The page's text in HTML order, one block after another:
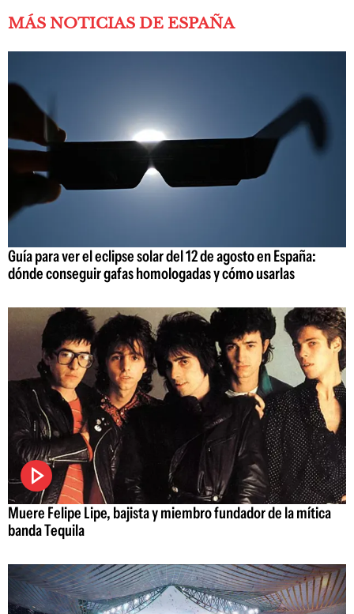
MÁS NOTICIAS DE ESPAÑA
Guía para ver el eclipse solar del 12 de agosto en España:
dónde conseguir gafas homologadas y cómo usarlas
Muere Felipe Lipe, bajista y miembro fundador de la mítica
banda Tequila